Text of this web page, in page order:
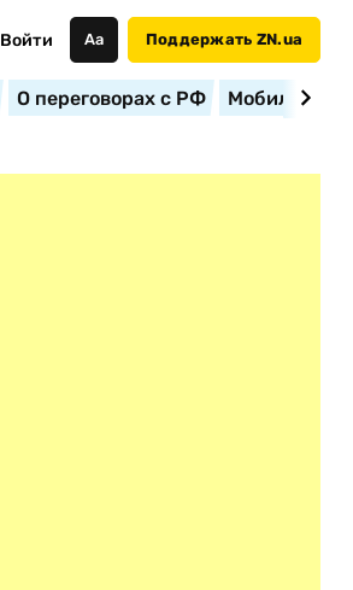
Войти Аа Поддержать ZN.ua
О переговорах с РФ